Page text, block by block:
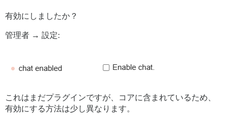
有効にしましたか？
管理者 → 設定:
これはまだプラグインですが、コアに含まれているため、
有効にする方法は少し異なります。